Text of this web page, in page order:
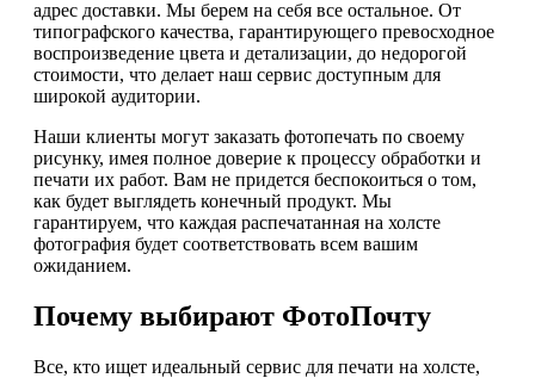
адрес доставки. Мы берем на себя все остальное. От
типографского качества, гарантирующего превосходное
воспроизведение цвета и детализации, до недорогой
стоимости, что делает наш сервис доступным для
широкой аудитории.
Наши клиенты могут заказать фотопечать по своему
рисунку, имея полное доверие к процессу обработки и
печати их работ. Вам не придется беспокоиться о том,
как будет выглядеть конечный продукт. Мы
гарантируем, что каждая распечатанная на холсте
фотография будет соответствовать всем вашим
ожиданием.
Почему выбирают ФотоПочту
Все, кто ищет идеальный сервис для печати на холсте,